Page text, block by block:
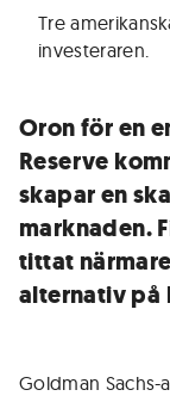
Tre
investeraren.
Oron för en
Reserve
skapar en
marknaden.
tittat
alternativ på
Goldman Sachs-